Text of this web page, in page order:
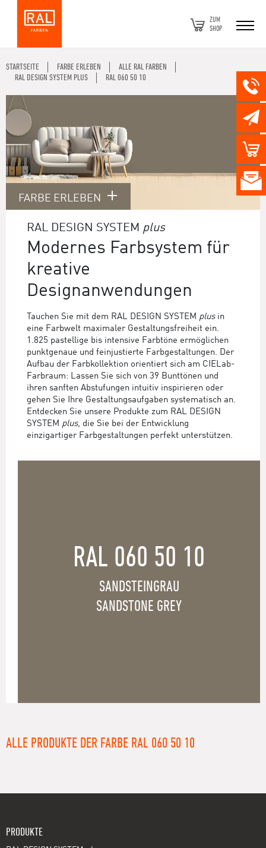
ZUM
SHOP
STARTSEITE FARBE ERLEBEN
ALLE RAL FARBEN
RAL DESIGN SYSTEM PLUS
RAL 060 50 10
FARBE ERLEBEN
RAL DESIGN SYSTEM plus
Modernes Farbsystem für
kreative
Designanwendungen
Tauchen Sie mit dem RAL DESIGN SYSTEM plusin
eine Farbwelt maximaler Gestaltungsfreiheit ein.
1.825 pastellige bis intensive Farbtöne ermöglichen
punktgenaue und feinjustierte Farbgestaltungen. Der
Aufbau der Farbkollektion orientiert sich am CIELab-
Farbraum: Lassen Sie sich von 39 Bunttönen und
ihren sanften Abstufungen intuitiv inspirieren oder
gehen Sie Ihre Gestaltungsaufgaben systematisch an.
Entdecken Sie unsere Produkte zum RAL DESIGN
SYSTEM plus, die Sie bei der Entwicklung
einzigartiger Farbgestaltungen perfekt unterstützen.
RAL 060 50 10
SANDSTEINGRAU
SANDSTONE GREY
ALLE PRODUKTE DER FARBE RAL 060 50 10
PRODUKTE